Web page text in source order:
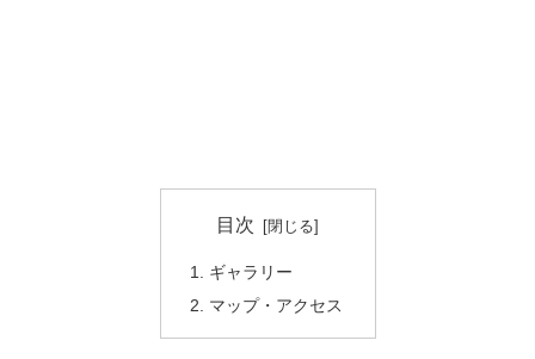
目次
ギャラリー
マップ・アクセス